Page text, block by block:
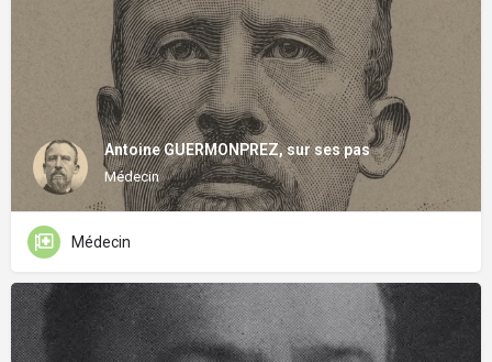
Antoine GUERMONPREZ, sur ses pas
Médecin
Médecin